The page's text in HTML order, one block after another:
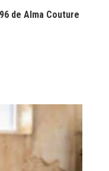
de Alma Couture